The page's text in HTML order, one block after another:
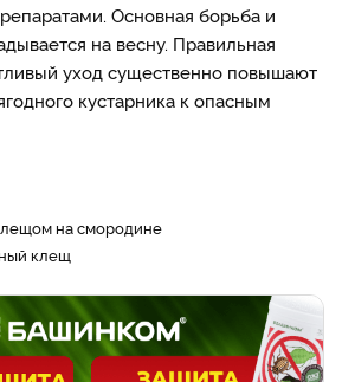
Основная борьба и
на весну. Правильная
уход существенно повышают
кустарника к опасным
на смородине
клещ